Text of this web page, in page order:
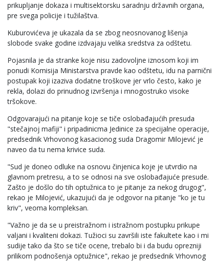
prikupljanje dokaza i multisektorsku saradnju državnih organa,
pre svega policije i tužilaštva.
Kuburovićeva je ukazala da se zbog neosnovanog lišenja
slobode svake godine izdvajaju velika sredstva za odštetu.
Pojasnila je da stranke koje nisu zadovoljne iznosom koji im
ponudi Komisija Ministarstva pravde kao odštetu, idu na parnični
postupak koji izaziva dodatne troškove jer vrlo često, kako je
rekla, dolazi do prinudnog izvršenja i mnogostruko visoke
tršokove.
Odgovarajući na pitanje koje se tiče oslobađajućih presuda
"stečajnoj mafiji" i pripadinicma Jedinice za specijalne operacije,
predsednik Vrhovonog kasacionog suda Dragomir Milojević je
naveo da tu nema krivice suda.
"Sud je doneo odluke na osnovu činjenica koje je utvrdio na
glavnom pretresu, a to se odnosi na sve oslobađajuće presude.
Zašto je došlo do tih optužnica to je pitanje za nekog drugog",
rekao je Milojević, ukazujući da je odgovor na pitanje "ko je tu
kriv", veoma kompleksan.
"Važno je da se u preistražnom i istražnom postupku prikupe
valjani i kvaliteni dokazi. Tužioci su završili iste fakultete kao i mi
sudije tako da što se tiče ocene, trebalo bi i da budu oprezniji
prilikom podnošenja optužnice", rekao je predsednik Vrhovnog